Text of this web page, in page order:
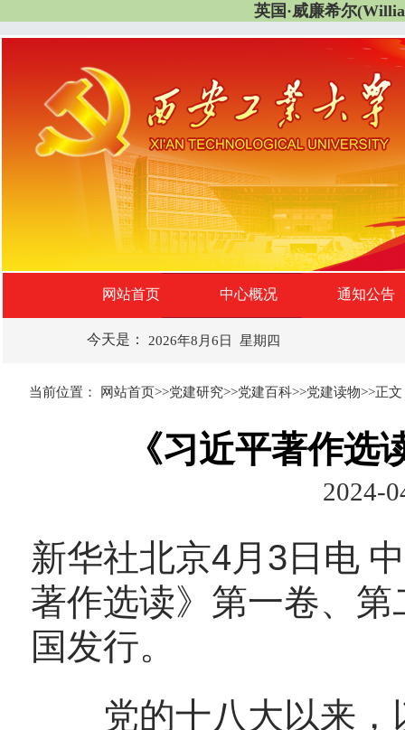
英国·威廉希尔
网站首页 中心概况 通知公告
今天是： 2026年8月6日 星期四
当前位置： 网站首页>>党建研究>>党建百科>>党建读物>>正文
《习近平著作
2024-
新华社北京4月 3 日电
著作选读》第一卷、
国发行。
党的十八大以来，